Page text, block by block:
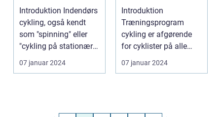
historien og
essentielle punkter
til den
interesserede
Introduktion Indendørs
cykling, også kendt
som "spinning" eller
"cykling på stationær
cykel", er en...
07 januar 2024
Introduktion
Træningsprogram
cykling er afgørende
for cyklister på alle
niveauer - fra
begyndere ti...
07 januar 2024